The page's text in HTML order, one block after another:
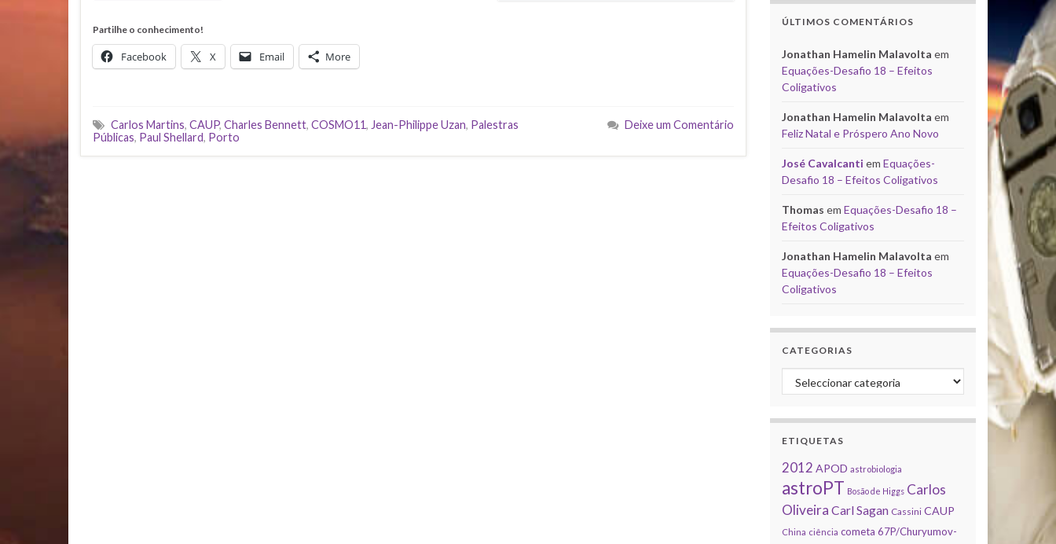
Partilhe o conhecimento!
Facebook X Email More
Carlos Martins, CAUP, Charles Bennett, COSMO11, Jean-Philippe Uzan, Palestras
Públicas, Paul Shellard, Porto
Deixe um Comentário
ÚLTIMOS COMENTÁRIOS
Jonathan Hamelin Malavolta em
Equações-Desafio 18 – Efeitos
Coligativos
Jonathan Hamelin Malavolta em
Feliz Natal e Próspero Ano Novo
José Cavalcanti em Equações-
Desafio 18 – Efeitos Coligativos
Thomas em Equações-Desafio 18 –
Efeitos Coligativos
Jonathan Hamelin Malavolta em
Equações-Desafio 18 – Efeitos
Coligativos
CATEGORIAS
Categorias
ETIQUETAS
2012 APOD astrobiologia
astroPT Bosão de Higgs Carlos
Oliveira Carl Sagan Cassini CAUP
China ciência cometa 67P/Churyumov-